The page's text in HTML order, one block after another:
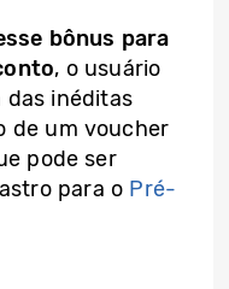
bônus para
, o usuário
das inéditas
de um voucher
pode ser
para o Pré-